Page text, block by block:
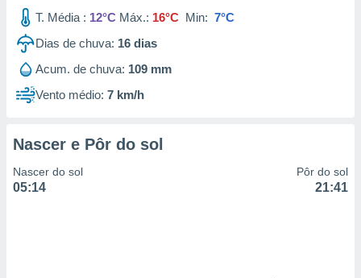
T. Média : 12°C Máx.: 16°C Min: 7°C
Dias de chuva: 16 dias
Acum. de chuva: 109 mm
Vento médio: 7 km/h
Nascer e Pôr do sol
Nascer do sol
05:14
Pôr do sol
21:41